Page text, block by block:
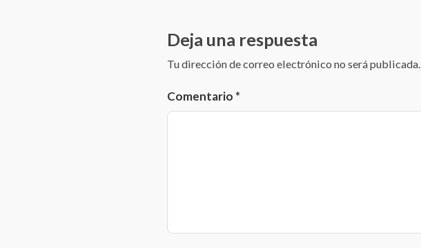
Deja una respuesta
Tu dirección de correo electrónico no será publicada.
Comentario *